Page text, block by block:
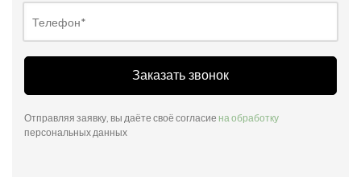
Заказать звонок
Отправляя заявку, вы даёте своё согласие на обработку
персональных данных